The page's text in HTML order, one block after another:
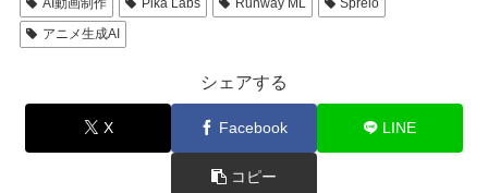
アニメ生成AI
シェアする
X Facebook LINE
コピー